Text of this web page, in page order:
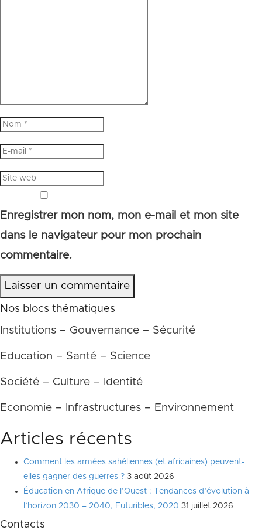
Enregistrer mon nom, mon e-mail et mon site
dans le navigateur pour mon prochain
commentaire.
Laisser un commentaire
Nos blocs thématiques
Institutions – Gouvernance – Sécurité
Education – Santé – Science
Société – Culture – Identité
Economie – Infrastructures – Environnement
Articles récents
Comment les armées sahéliennes (et africaines) peuvent-
elles gagner des guerres ? 3 août 2026
Éducation en Afrique de l’Ouest : Tendances d’évolution à
l’horizon 2030 – 2040, Futuribles, 2020 31 juillet 2026
Contacts